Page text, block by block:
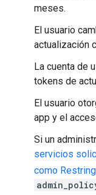
meses.
El usuario
actualización
La cuenta de
tokens de
El usuario
app y el
Si un
servicios
como